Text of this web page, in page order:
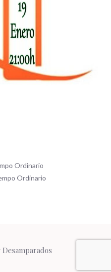
Ordinario
Ordinario
Desamparados